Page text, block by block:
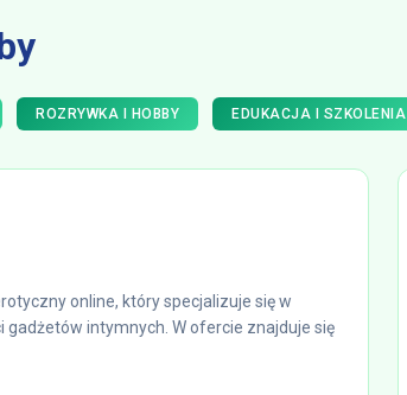
ROZRYWKA I HOBBY EDUKACJA I SZKOLENIA
online, który specjalizuje się w
intymnych. W ofercie znajduje się